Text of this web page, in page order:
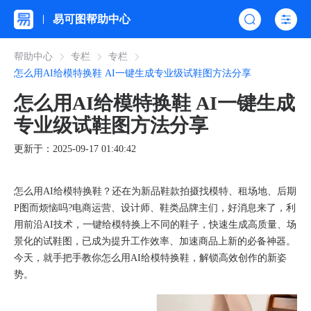
易可图帮助中心
帮助中心 专栏
专栏
怎么用AI给模特换鞋 AI一键生成专业级试鞋图方法分享
怎么用AI给模特换鞋 AI一键生成
专业级试鞋图方法分享
更新于：2025-09-17 01:40:42
怎么用AI给模特换鞋？还在为新品鞋款拍摄找模特、租场地、后期
P图而烦恼吗?电商运营、设计师、鞋类品牌主们，好消息来了，利
用前沿AI技术，​一键给模特换上不同的鞋子，​快速生成高质量、场
景化的试鞋图，已成为提升工作效率、加速商品上新的必备神器。
今天，就手把手教你怎么用AI给模特换鞋，解锁高效创作的新姿
势。